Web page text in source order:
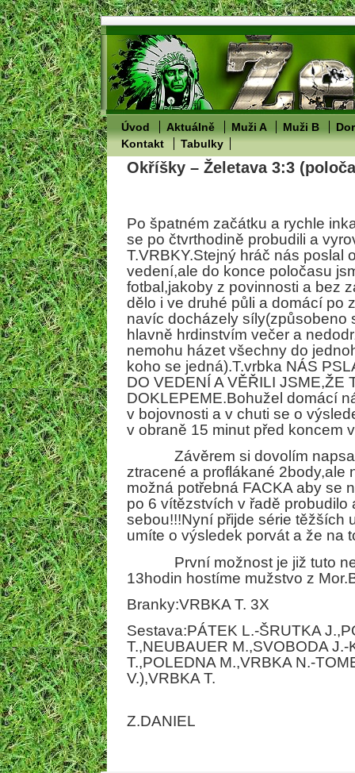
Úvod Aktuálně Muži A Muži B
Kontakt
Tabulky
Okříšky – Želetava 3:3
Po špatném začátku a rychle
se po čtvrthodině probudili a
T.VRBKY.Stejný hráč nás poslal
vedení,ale do konce poločasu
fotbal,jakoby z povinnosti a bez
dělo i ve druhé půli a domácí po
navíc docházely síly(způsobeno
hlavně hrdinstvím večer a
nemohu házet všechny do
koho se jedná).T.vrbka NÁS
DO VEDENÍ A VĚŘILI JSME,ŽE
DOKLEPEME.Bohužel domácí
v bojovnosti a v chuti se o
v obraně 15 minut před koncem
Závěrem si dovolím
ztracené a proflákané 2body,ale
možná potřebná FACKA aby se
po 6 vítězstvích v řadě probudilo
sebou!!!Nyní přijde série těžších
umíte o výsledek porvát a že na
První možnost je již tuto
13hodin hostíme mužstvo z
Branky:VRBKA T. 3X
Sestava:PÁTEK L.-ŠRUTKA
T.,NEUBAUER M.,SVOBODA
T.,POLEDNA M.,VRBKA N.-
V.),VRBKA T.
Z.DANIEL